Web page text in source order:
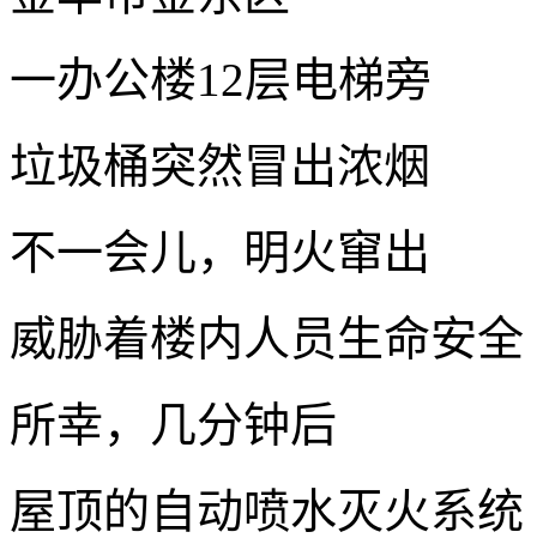
一办公楼12层电梯旁
垃圾桶突然冒出浓烟
不一会儿，明火窜出
威胁着楼内人员生命安全
所幸，几分钟后
屋顶的自动喷水灭火系统